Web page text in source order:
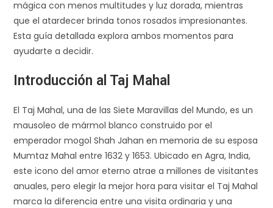
mágica con menos multitudes y luz dorada, mientras
que el atardecer brinda tonos rosados impresionantes.
Esta guía detallada explora ambos momentos para
ayudarte a decidir.
Introducción al Taj Mahal
El Taj Mahal, una de las Siete Maravillas del Mundo, es un
mausoleo de mármol blanco construido por el
emperador mogol Shah Jahan en memoria de su esposa
Mumtaz Mahal entre 1632 y 1653. Ubicado en Agra, India,
este icono del amor eterno atrae a millones de visitantes
anuales, pero elegir la mejor hora para visitar el Taj Mahal
marca la diferencia entre una visita ordinaria y una